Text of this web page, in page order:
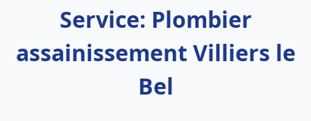
Service: Plombier
assainissement Villiers le
Bel